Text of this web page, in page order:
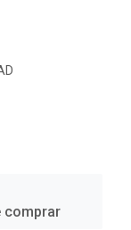
comprar